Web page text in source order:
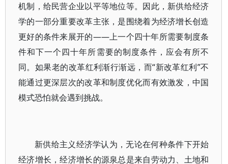
机制，给民营企业以平等地位等。因此，新供给经济
学的一部分重要改革主张，是围绕着为经济增长创造
更好的条件来展开的——上一个四十年所需要制度条
件和下一个四十年所需要的制度条件，应会有所不
同。如果老的改革红利渐行渐远，而“新改革红利”不
能通过更深层次的改革和制度优化而有效激发，中国
模式恐怕就会遇到挑战。
新供给主义经济学认为，无论在何种条件下开始
经济增长，经济增长的源泉总是来自劳动力、土地和